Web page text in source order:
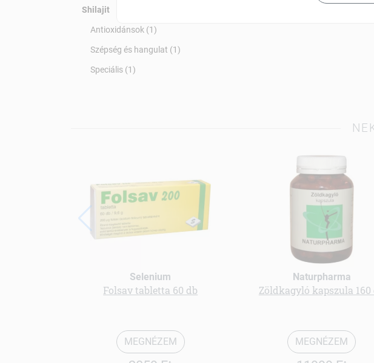
Shilajit
Antioxidánsok (1)
Szépség és hangulat (1)
Speciális (1)
Selenium
Folsav tabletta 60 db
MEGNÉZEM
Naturpharma
Zöldkagyló kapszula 160
MEGNÉZEM